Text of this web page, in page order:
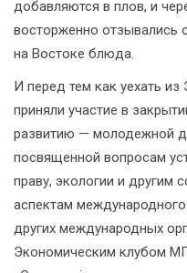
добавляются в плов, и
восторженно отзывались
на Востоке блюда.
И перед тем как уехать из
приняли участие в
развитию — молодежной
посвященной вопросам
праву, экологии и другим
аспектам
других международных
Экономическим клубом